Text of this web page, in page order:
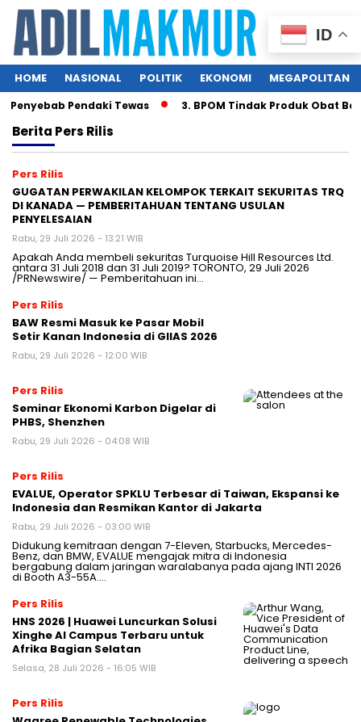
HOME NASIONAL POLITIK EKONOMI MEGAPOLITAN
Pendaki Tewas 3. BPOM Tindak Produk Obat
Berita Pers Rilis
Pers Rilis
GUGATAN PERWAKILAN KELOMPOK TERKAIT SEKURITAS TRQ
DI KANADA — PEMBERITAHUAN TENTANG USULAN
PENYELESAIAN
Rabu, 29 Juli 2026 - 13:21 WIB
Apakah Anda membeli sekuritas Turquoise Hill Resources Ltd.
antara 31 Juli 2018 dan 31 Juli 2019? TORONTO, 29 Juli 2026
/PRNewswire/ — Pemberitahuan ini…
Pers Rilis
BAW Resmi Masuk ke Pasar Mobil
Setir Kanan Indonesia di GIIAS 2026
Rabu, 29 Juli 2026 - 12:00 WIB
Pers Rilis
Seminar Ekonomi Karbon Digelar di
PHBS, Shenzhen
Rabu, 29 Juli 2026 - 04:08 WIB
Pers Rilis
EVALUE, Operator SPKLU Terbesar di Taiwan, Ekspansi ke
Indonesia dan Resmikan Kantor di Jakarta
Rabu, 29 Juli 2026 - 03:00 WIB
Didukung kemitraan dengan 7-Eleven, Starbucks, Mercedes-
Benz, dan BMW, EVALUE mengajak mitra di Indonesia
bergabung dalam jaringan waralabanya pada ajang INTI 2026
di Booth A3-55A….
Pers Rilis
HNS 2026 | Huawei Luncurkan Solusi
Xinghe AI Campus Terbaru untuk
Afrika Bagian Selatan
Selasa, 28 Juli 2026 - 16:05 WIB
Pers Rilis
ID